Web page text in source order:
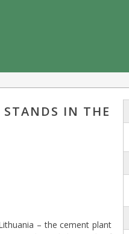
IN THE
– the cement plant